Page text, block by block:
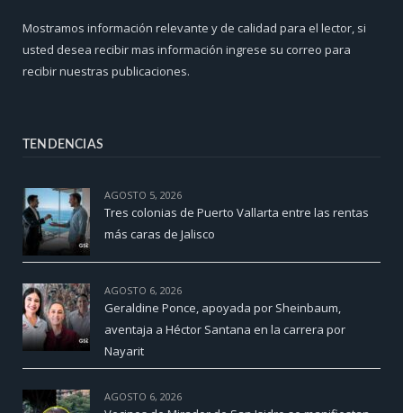
Mostramos información relevante y de calidad para el lector, si
usted desea recibir mas información ingrese su correo para
recibir nuestras publicaciones.
TENDENCIAS
AGOSTO 5, 2026
Tres colonias de Puerto Vallarta entre las rentas
más caras de Jalisco
AGOSTO 6, 2026
Geraldine Ponce, apoyada por Sheinbaum,
aventaja a Héctor Santana en la carrera por
Nayarit
AGOSTO 6, 2026